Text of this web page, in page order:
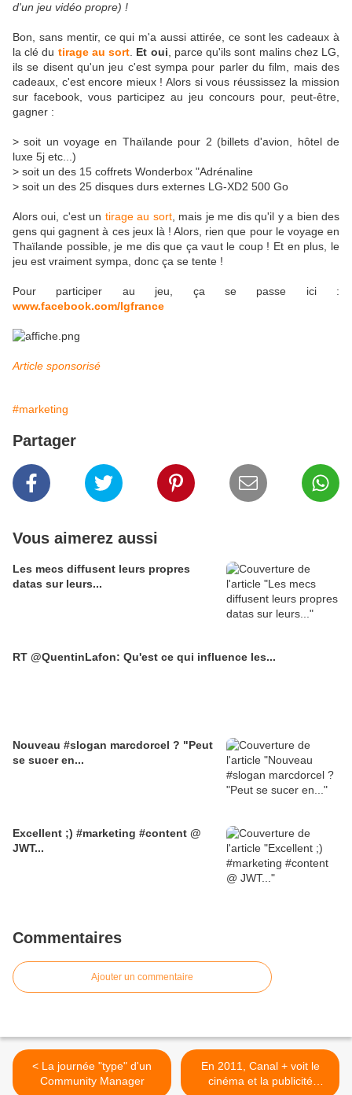
d'un jeu vidéo propre) !
Bon, sans mentir, ce qui m'a aussi attirée, ce sont les cadeaux à
la clé du tirage au sort Et oui , parce qu'ils sont malins chez LG,
ils se disent qu'un jeu c'est sympa pour parler du film, mais des
cadeaux, c'est encore mieux ! Alors si vous réussissez la mission
sur facebook, vous participez au jeu concours pour, peut-être,
gagner :
> soit un voyage en Thaïlande pour 2 (billets d'avion, hôtel de
luxe 5j etc...)
> soit un des 15 coffrets Wonderbox "Adrénaline
> soit un des 25 disques durs externes LG-XD2 500 Go
Alors oui, c'est un tirage au sort, mais je me dis qu'il y a bien des
gens qui gagnent à ces jeux là ! Alors, rien que pour le voyage en
Thaïlande possible, je me dis que ça vaut le coup ! Et en plus, le
jeu est vraiment sympa, donc ça se tente !
Pour participer au jeu, ça se passe ici :
www.facebook.com/lgfrance
Article sponsorisé
#marketing
Partager
Vous aimerez aussi
Les mecs diffusent leurs propres
datas sur leurs...
RT @QuentinLafon: Qu'est ce qui influence les...
Nouveau #slogan marcdorcel ? "Peut
se sucer en...
Excellent ;) #marketing #content @
JWT...
Commentaires
Ajouter un commentaire
< La journée "type" d'un
Community Manager
En 2011, Canal + voit le
cinéma et la publicité